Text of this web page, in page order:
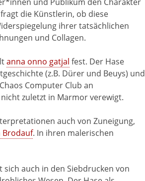
und Publikum den Charakter
die Künstlerin, ob diese
ihrer tatsächlichen
und Collagen.
anna onno gatjal fest. Der Hase
(z.B. Dürer und Beuys) und
Computer Club an
zuletzt in Marmor verewigt.
auch von Zuneigung,
Brodauf. In ihren malerischen
sich auch in den Siebdrucken von